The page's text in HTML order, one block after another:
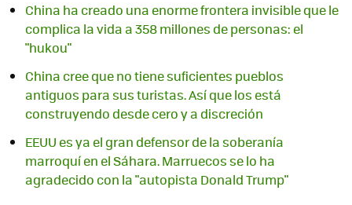
China ha creado una enorme frontera invisible que le
complica la vida a 358 millones de personas: el
"hukou"
China cree que no tiene suficientes pueblos
antiguos para sus turistas. Así que los está
construyendo desde cero y a discreción
EEUU es ya el gran defensor de la soberanía
marroquí en el Sáhara. Marruecos se lo ha
agradecido con la "autopista Donald Trump"